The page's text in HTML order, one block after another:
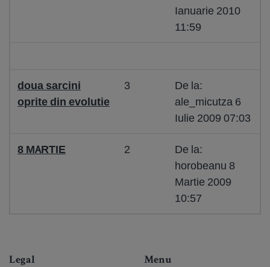
Ianuarie 2010
11:59
doua sarcini
oprite din evolutie
3
De la:
ale_micutza 6
Iulie 2009 07:03
8 MARTIE 2
De la:
horobeanu 8
Martie 2009
10:57
Legal Menu